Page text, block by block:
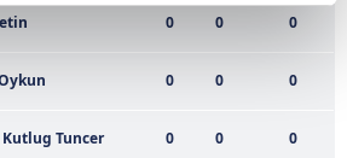
karşılamak noktasında tek gelir
hedefli reklamlar
0 0 0
0 0 0
Tuncer 0 0 0